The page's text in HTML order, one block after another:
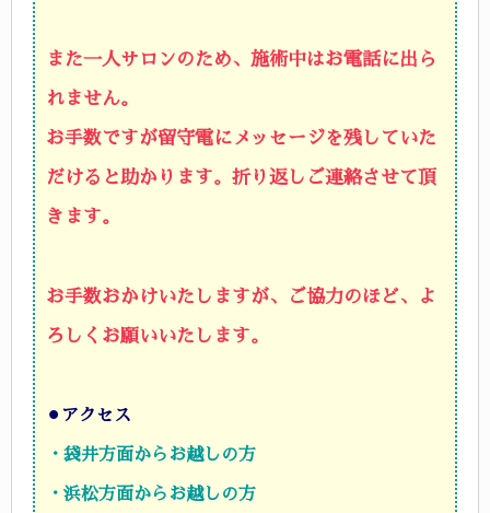
また一人サロンのため、施術中はお電話に出ら
れません。
お手数ですが留守電にメッセージを残していた
だけると助かります。 折り返しご連絡させて頂
きます。
お手数おかけいたしますが、ご協力のほど、よ
ろしくお願いいたします。
⚫︎ アクセス
・袋井方面からお越しの方
・浜松方面からお越しの方